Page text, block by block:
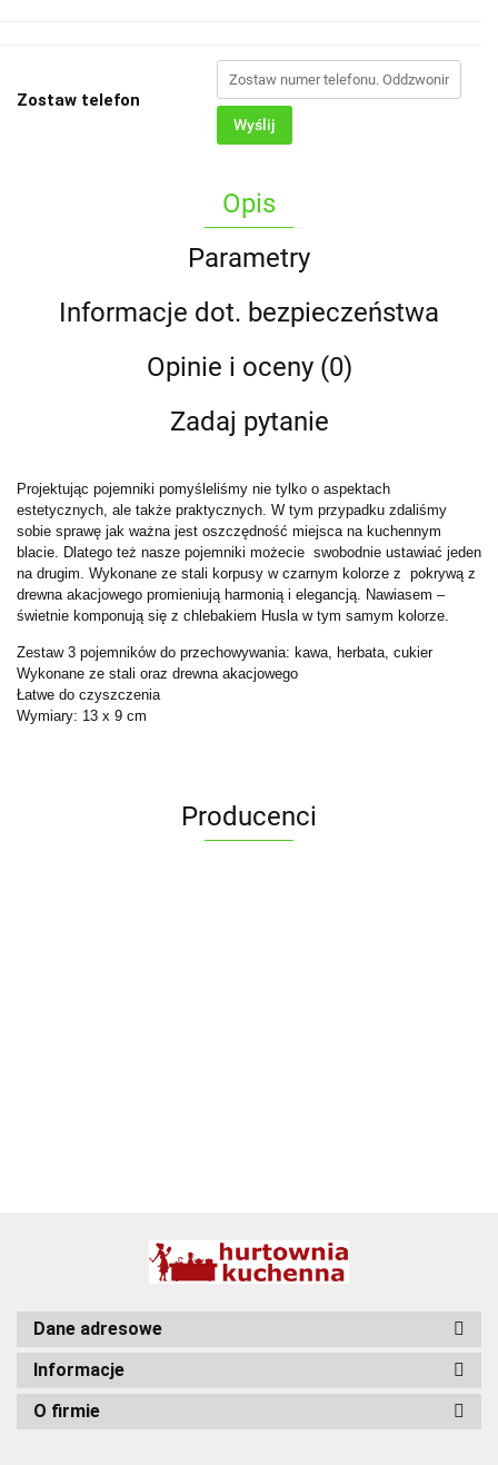
Zostaw telefon
Wyślij
Opis
Parametry
Informacje dot. bezpieczeństwa
Opinie i oceny (0)
Zadaj pytanie
Projektując pojemniki pomyśleliśmy nie tylko o aspektach
estetycznych, ale także praktycznych. W tym przypadku zdaliśmy
sobie sprawę jak ważna jest oszczędność miejsca na kuchennym
blacie. Dlatego też nasze pojemniki możecie swobodnie ustawiać jeden
na drugim. Wykonane ze stali korpusy w czarnym kolorze z pokrywą z
drewna akacjowego promieniują harmonią i elegancją. Nawiasem –
świetnie komponują się z chlebakiem Husla w tym samym kolorze.
Zestaw 3 pojemników do przechowywania: kawa, herbata, cukier
Wykonane ze stali oraz drewna akacjowego
Łatwe do czyszczenia
Wymiary: 13 x 9 cm
Producenci
Dane adresowe
Informacje
O firmie